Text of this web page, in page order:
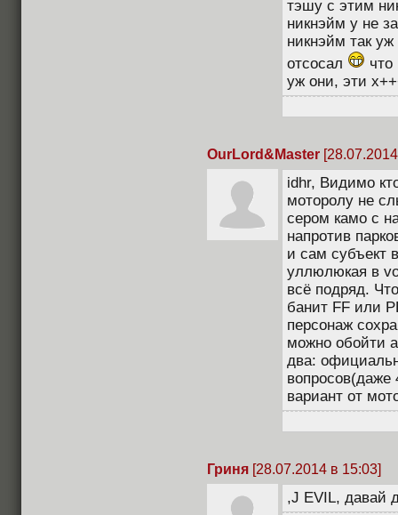
тэшу с этим
никнэйм у не
никнэйм так
отсосал
уж они, эти
OurLord&Master
idhr, Видимо
моторолу не
сером камо с
напротив
и сам субъект
уллюлюкая в
всё подряд.
банит FF или
персонаж
можно обойти
два:
вариант от
Гриня [28.07.2014 в 15:03]
,J EVIL, давай